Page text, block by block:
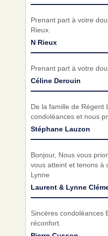
Prenant part à votre
Rieux.
N Rieux
Prenant part à votre
Céline Derouin
De la famille de Régent
condoléances et nous
Stéphane Lauzon
Bonjour, Nous vous
vous atteint et tenons à
Lynne
Laurent & Lynne
Sincères condoléances
réconfort.